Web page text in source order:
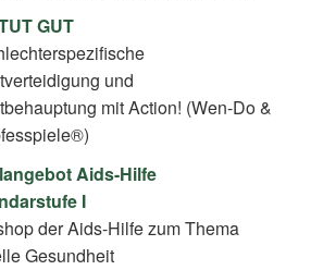
GUT
und
mit Action! (Wen-Do &
Aids-Hilfe
I
der Aids-Hilfe zum Thema
Gesundheit